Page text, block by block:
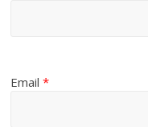
Email*